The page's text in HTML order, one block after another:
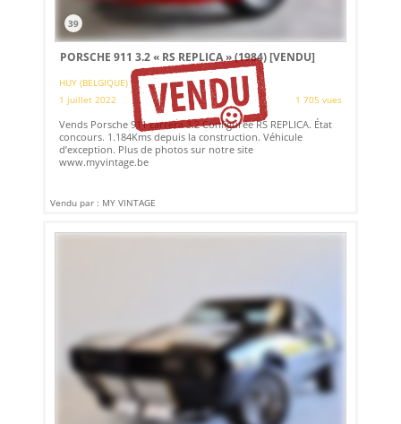
39
PORSCHE 911 3.2 « RS REPLICA » (1984)[VENDU]
HUY (BELGIQUE)
1 juillet 2022
1 705 vues
Vends Porsche 911 carrera 3.2 Configurée RS REPLICA. État
concours. 1.184Kms depuis la construction. Véhicule
d’exception. Plus de photos sur notre site
www.myvintage.be
Vendu par : MY VINTAGE